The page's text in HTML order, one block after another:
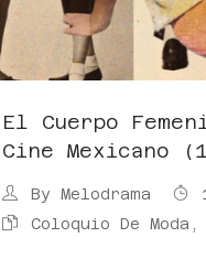
El Cuerpo
Cine Mexicano
By Melodrama
Coloquio De